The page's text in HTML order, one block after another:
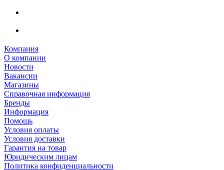
Компания
О компании
Новости
Вакансии
Магазины
Справочная информация
Бренды
Информация
Помощь
Условия оплаты
Условия доставки
Гарантия на товар
Юридическим лицам
Политика конфиденциальности